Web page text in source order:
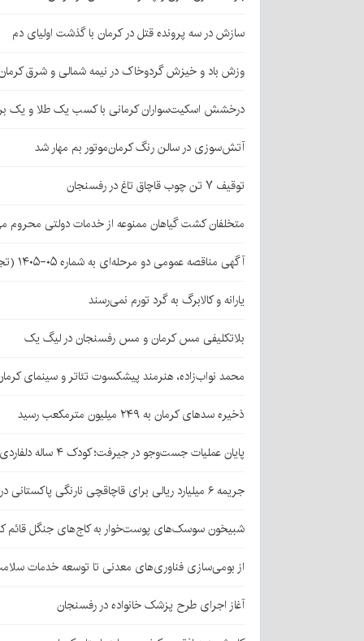
سازش در سه پرونده قتل در کرمان با گذشت اولیای دم
وزش باد و خیزش گردوخاک در نیمه شمالی و شرق
درخشش اسکیت‌سواران کرمانی با کسب یک طلا و یک
آتش‌سوزی در سالن رنگ کرمان‌موتور بم مهار شد
توقیف ۷ تن چوب قاچاق تاغ در رفسنجان
متخلفان کشت گیاهان ممنوعه از خدمات دولتی محروم
آگهی مناقصه عمومی دو مرحله‌ای به شماره ۰۵-۱۴۰۵ (تجدید اول)
یارانه و کالابرگ به گرد تورم نمی‌رسند
بلاتکلیفی مس کرمان و مس رفسنجان در لیگ یک
محمد نواب‌زاده، هنرمند پیشکسوت تئاتر و سینمای
ذخیره سدهای کرمان به ۲۴۹ میلیون مترمکعب رسید
پایان عملیات جست‌وجو در جیرفت؛ کودک ۴ ساله دلفاردی پیدا شد
جریمه ۶ میلیارد ریالی برای قاچاقچی نارنگی پاکستانی در بافت
شبیخون سوسک‌های پوست‌خوار به کاج‌های جنگل قائم
از بومی‌سازی فناوری‌های معدنی تا توسعه خدمات
آغاز اجرای طرح پزشک خانواده در رفسنجان